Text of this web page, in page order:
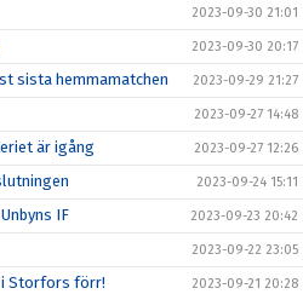
2023-09-30 21:01
2023-09-30 20:17
sista hemmamatchen 2023-09-29 21:27
2023-09-27 14:48
är igång 2023-09-27 12:26
2023-09-24 15:11
IF 2023-09-23 20:42
2023-09-22 23:05
i Storfors förr! 2023-09-21 20:28